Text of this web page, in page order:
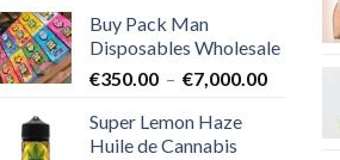
€400.00
à
€1,700.00
Buy Pack Man
Disposables Wholesale
€350.00 – €7,000.00Plage
Super Lemon Haze
Huile de Cannabis